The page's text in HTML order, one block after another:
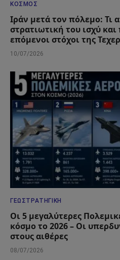
ΚΌΣΜΟΣ
Ιράν μετά τον πόλεμο: Τι
στρατιωτική του ισχύ και
επόμενοι στόχοι της
10/07/2026
ΓΕΩΣΤΡΑΤΗΓΙΚΉ
Οι 5 μεγαλύτερες
κόσμο το 2026 – Οι
στους αιθέρες
08/07/2026